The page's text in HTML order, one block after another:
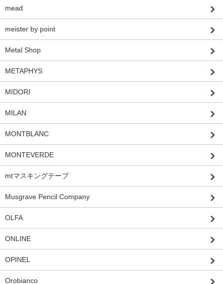
mead
meister by point
Metal Shop
METAPHYS
MIDORI
MILAN
MONTBLANC
MONTEVERDE
mtマスキングテープ
Musgrave Pencil Company
OLFA
ONLINE
OPINEL
Orobianco